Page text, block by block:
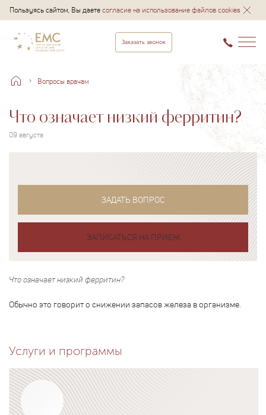
Пользуясь сайтом, Вы даетесогласие на использование файлов cookies
Заказать звонок
Вопросы врачам
Что означает низкий ферритин?
09 августа
ЗАДАТЬ ВОПРОС
ЗАПИСАТЬСЯ НА ПРИЕМ
Что означает низкий ферритин?
Обычно это говорит о снижении запасов железа в организме.
Услуги и программы